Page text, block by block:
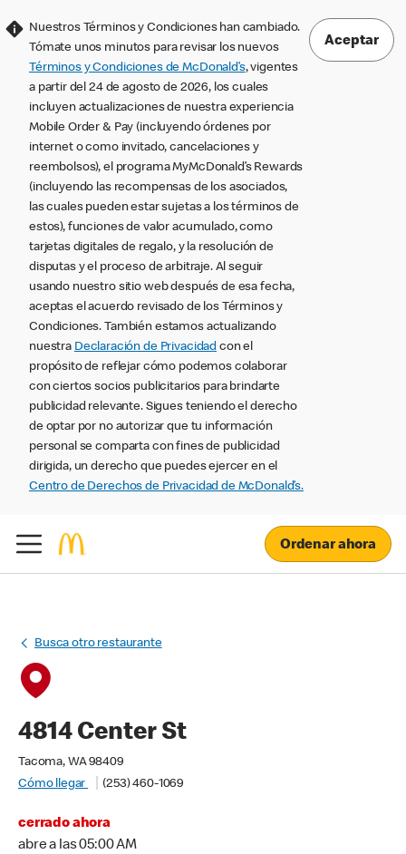
Nuestros Términos y Condiciones han cambiado.
Tómate unos minutos para revisar los nuevos
Términos y Condiciones de McDonald’s, vigentes
a partir del 24 de agosto de 2026, los cuales
incluyen actualizaciones de nuestra experiencia
Mobile Order & Pay (incluyendo órdenes por
internet o como invitado, cancelaciones y
reembolsos), el programa MyMcDonald’s Rewards
(incluyendo las recompensas de los asociados,
las cuales pueden estar sujetas a los términos de
estos), funciones de valor acumulado, como
tarjetas digitales de regalo, y la resolución de
disputas y el proceso de arbitraje. Al seguir
usando nuestro sitio web después de esa fecha,
aceptas el acuerdo revisado de los Términos y
Condiciones. También estamos actualizando
nuestra Declaración de Privacidad con el
propósito de reflejar cómo podemos colaborar
con ciertos socios publicitarios para brindarte
publicidad relevante. Sigues teniendo el derecho
de optar por no autorizar que tu información
personal se comparta con fines de publicidad
dirigida, un derecho que puedes ejercer en el
Centro de Derechos de Privacidad de McDonald’s.
Aceptar
Ordenar ahora
Busca otro restaurante
4814 Center St
Tacoma, WA 98409
Cómo llegar
(253) 460-1069
cerrado ahora
abre a las 05:00 AM